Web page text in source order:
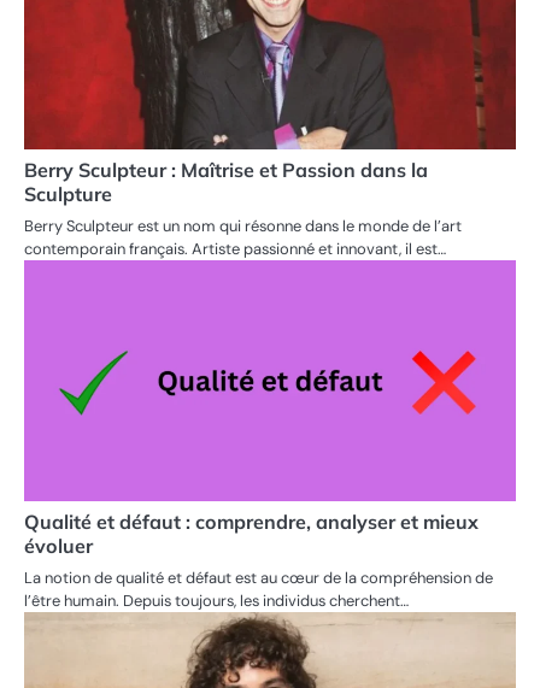
Berry Sculpteur : Maîtrise et Passion dans la
Sculpture
Berry Sculpteur est un nom qui résonne dans le monde de l’art
contemporain français. Artiste passionné et innovant, il est…
Qualité et défaut : comprendre, analyser et mieux
évoluer
La notion de qualité et défaut est au cœur de la compréhension de
l’être humain. Depuis toujours, les individus cherchent…